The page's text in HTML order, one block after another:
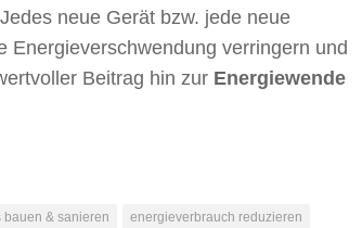
neue Gerät bzw. jede neue
Energieverschwendung verringern und
Beitrag hin zur Energiewende
& sanieren
energieverbrauch reduzieren